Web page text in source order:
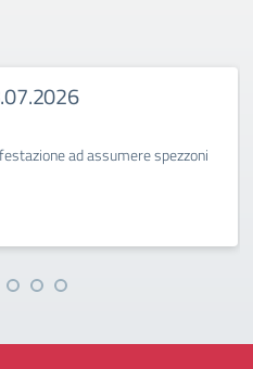
ad assumere spezzoni